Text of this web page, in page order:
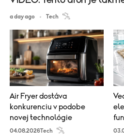
a day ago Tech
Air Fryer dostáva
konkurenciu v podobe
novej technológie
04.08.2026Tech